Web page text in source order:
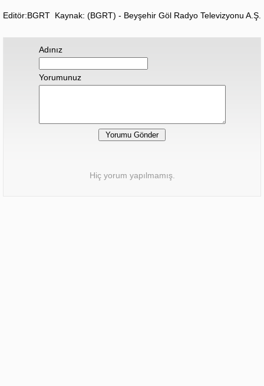
Editör:BGRT Kaynak: (BGRT) - Beyşehir Göl Radyo Televizyonu A.Ş.
Adınız
Yorumunuz
Hiç yorum yapılmamış.